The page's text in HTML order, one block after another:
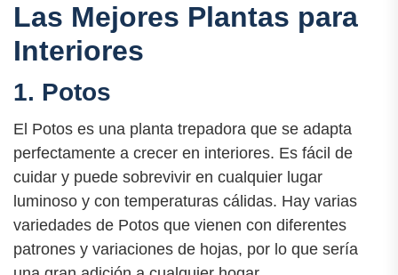
Las Mejores Plantas para
Interiores
1. Potos
El Potos es una planta trepadora que se adapta
perfectamente a crecer en interiores. Es fácil de
cuidar y puede sobrevivir en cualquier lugar
luminoso y con temperaturas cálidas. Hay varias
variedades de Potos que vienen con diferentes
patrones y variaciones de hojas, por lo que sería